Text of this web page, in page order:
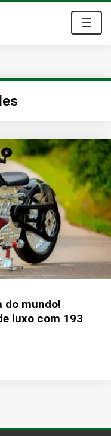
☰
do mundo!
luxo com 193